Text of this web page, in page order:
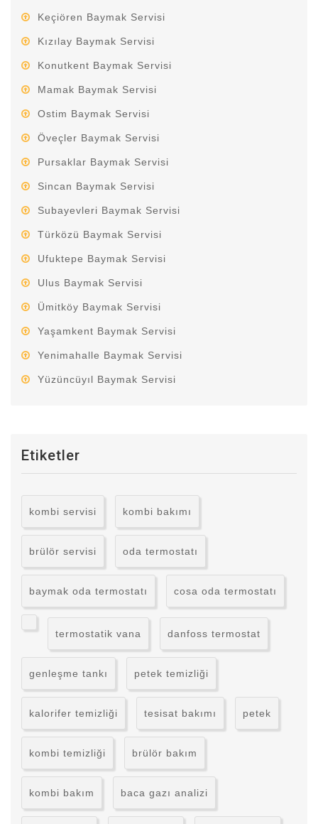
Keçiören Baymak Servisi
Kızılay Baymak Servisi
Konutkent Baymak Servisi
Mamak Baymak Servisi
Ostim Baymak Servisi
Öveçler Baymak Servisi
Pursaklar Baymak Servisi
Sincan Baymak Servisi
Subayevleri Baymak Servisi
Türközü Baymak Servisi
Ufuktepe Baymak Servisi
Ulus Baymak Servisi
Ümitköy Baymak Servisi
Yaşamkent Baymak Servisi
Yenimahalle Baymak Servisi
Yüzüncüyıl Baymak Servisi
Etiketler
kombi servisi kombi bakımı
brülör servisi oda termostatı
baymak oda termostatı cosa oda termostatı
termostatik vana danfoss termostat
genleşme tankı petek temizliği
kalorifer temizliği tesisat bakımı petek
kombi temizliği brülör bakım
kombi bakım baca gazı analizi